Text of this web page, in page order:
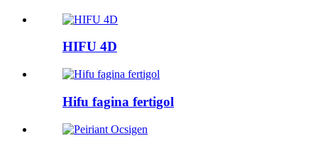
HIFU 4D
Hifu fagina fertigol